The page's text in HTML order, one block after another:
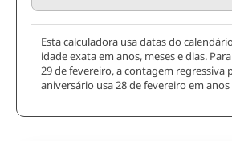
Esta calculadora usa datas do
idade exata em anos, meses e dias.
29 de fevereiro, a contagem regressiva
aniversário usa 28 de fevereiro em